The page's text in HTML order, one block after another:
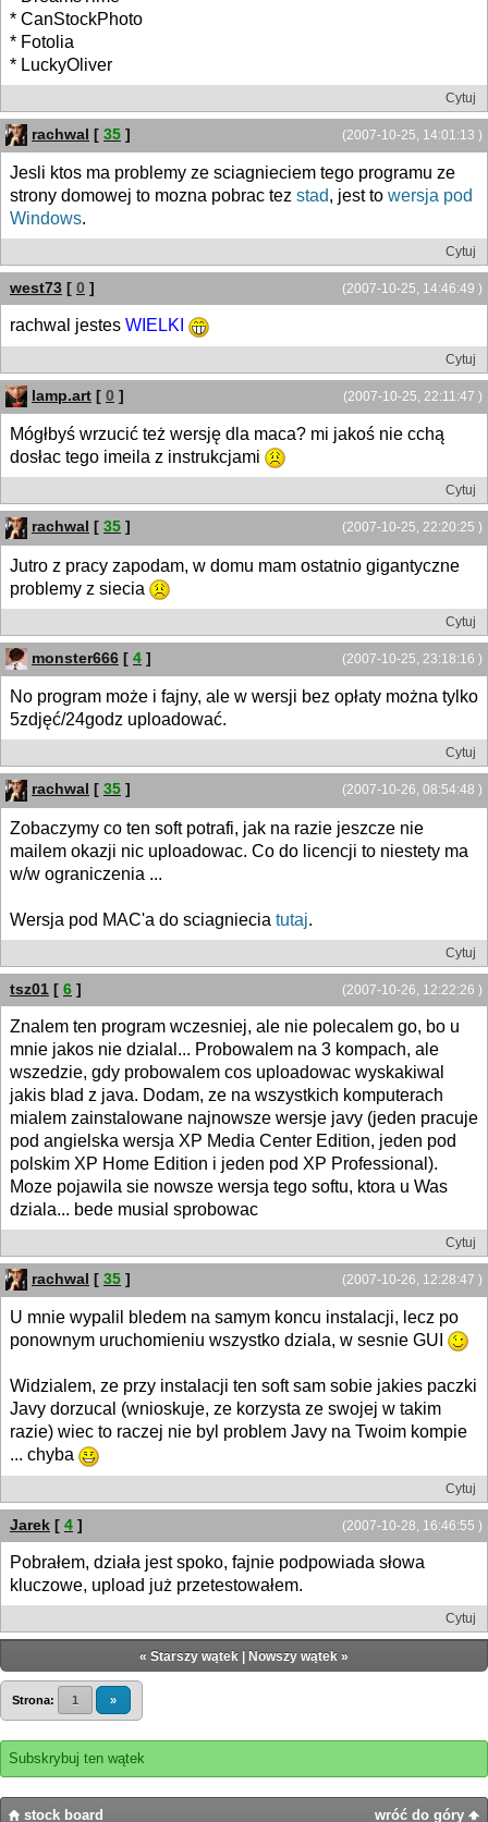
* CanStockPhoto
* Fotolia
* LuckyOliver
Cytuj
(2007-10-25, 14:01:13 )
rachwal [ 35 ]
Jesli ktos ma problemy ze sciagnieciem tego programu ze
strony domowej to mozna pobrac tez stad, jest to wersja pod
Windows.
Cytuj
(2007-10-25, 14:46:49 )
west73 [ 0 ]
rachwal jestes WIELKI
Cytuj
(2007-10-25, 22:11:47 )
lamp.art [ 0 ]
Mógłbyś wrzucić też wersję dla maca? mi jakoś nie cchą
dosłac tego imeila z instrukcjami
Cytuj
(2007-10-25, 22:20:25 )
rachwal [ 35 ]
Jutro z pracy zapodam, w domu mam ostatnio gigantyczne
problemy z siecia
Cytuj
(2007-10-25, 23:18:16 )
monster666 [ 4 ]
No program może i fajny, ale w wersji bez opłaty można tylko
5zdjęć/24godz uploadować.
Cytuj
(2007-10-26, 08:54:48 )
rachwal [ 35 ]
Zobaczymy co ten soft potrafi, jak na razie jeszcze nie
mailem okazji nic uploadowac. Co do licencji to niestety ma
w/w ograniczenia ...
Wersja pod MAC'a do sciagniecia tutaj.
Cytuj
(2007-10-26, 12:22:26 )
tsz01 [ 6 ]
Znalem ten program wczesniej, ale nie polecalem go, bo u
mnie jakos nie dzialal... Probowalem na 3 kompach, ale
wszedzie, gdy probowalem cos uploadowac wyskakiwal
jakis blad z java. Dodam, ze na wszystkich komputerach
mialem zainstalowane najnowsze wersje javy (jeden pracuje
pod angielska wersja XP Media Center Edition, jeden pod
polskim XP Home Edition i jeden pod XP Professional).
Moze pojawila sie nowsze wersja tego softu, ktora u Was
dziala... bede musial sprobowac
Cytuj
(2007-10-26, 12:28:47 )
rachwal [ 35 ]
U mnie wypalil bledem na samym koncu instalacji, lecz po
ponownym uruchomieniu wszystko dziala, w sesnie GUI
Widzialem, ze przy instalacji ten soft sam sobie jakies paczki
Javy dorzucal (wnioskuje, ze korzysta ze swojej w takim
razie) wiec to raczej nie byl problem Javy na Twoim kompie
... chyba
Cytuj
(2007-10-28, 16:46:55 )
Jarek [ 4 ]
Pobrałem, działa jest spoko, fajnie podpowiada słowa
kluczowe, upload już przetestowałem.
Cytuj
« Starszy wątek | Nowszy wątek »
Strona: 1 »
Subskrybuj ten wątek
wróć do góry
stock board